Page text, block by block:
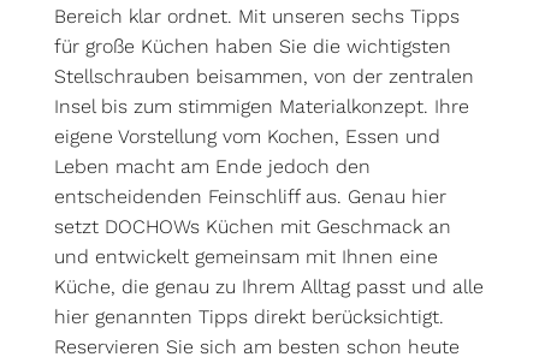
Bereich klar ordnet. Mit unseren sechs Tipps
für große Küchen haben Sie die wichtigsten
Stellschrauben beisammen, von der zentralen
Insel bis zum stimmigen Materialkonzept. Ihre
eigene Vorstellung vom Kochen, Essen und
Leben macht am Ende jedoch den
entscheidenden Feinschliff aus. Genau hier
setzt DOCHOWs Küchen mit Geschmack an
und entwickelt gemeinsam mit Ihnen eine
Küche, die genau zu Ihrem Alltag passt und alle
hier genannten Tipps direkt berücksichtigt.
Reservieren Sie sich am besten schon heute